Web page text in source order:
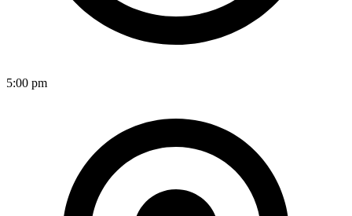
5:00 pm